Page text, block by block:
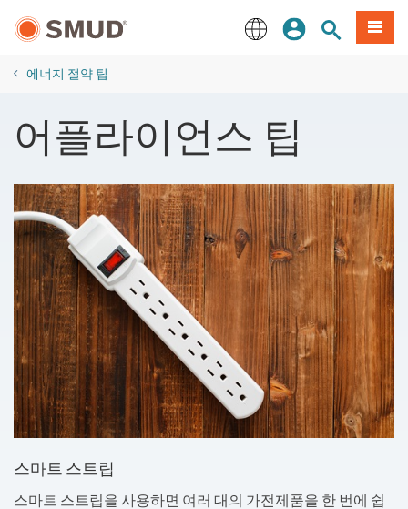
로그인사이트 검색
메뉴
에너지 절약 팁
어플라이언스 팁
스마트 스트립
스마트 스트립을 사용하면 여러 대의 가전제품을 한 번에 쉽